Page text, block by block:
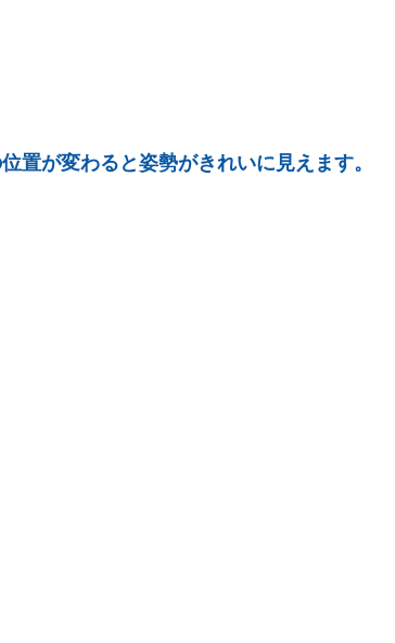
置が変わると姿勢がきれいに見えます。